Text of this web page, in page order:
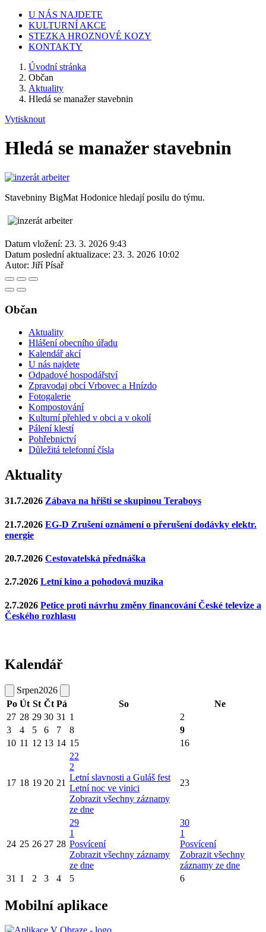
U NÁS NAJDETE
KULTURNÍ AKCE
STEZKA HROZNOVÉ KOZY
KONTAKTY
Úvodní stránka
Občan
Aktuality
Hledá se manažer stavebnin
Vytisknout
Hledá se manažer stavebnin
Stavebniny BigMat Hodonice hledají posilu do týmu.
Datum vložení: 23. 3. 2026 9:43
Datum poslední aktualizace: 23. 3. 2026 10:02
Autor: Jiří Písař
Občan
Aktuality
Hlášení obecního úřadu
Kalendář akcí
U nás najdete
Odpadové hospodářství
Zpravodaj obcí Vrbovec a Hnízdo
Fotogalerie
Kompostování
Kulturní přehled v obci a v okolí
Pálení klestí
Pohřebnictví
Důležitá telefonní čísla
Aktuality
31.7.2026 Zábava na hřišti se skupinou Teraboys
21.7.2026 EG-D Zrušení oznámení o přerušení dodávky elektr.
energie
20.7.2026 Cestovatelská přednáška
2.7.2026 Letní kino a pohodová muzika
2.7.2026 Petice proti návrhu změny financování České televize a
Českého rozhlasu
Kalendář
Srpen2026
Po Út St Čt Pá So
Ne
27 28 29 30 31 1
2
3
4 5 6 7 8
9
10 11 12 13 14 15 16
17 18 19 20 21
22
2
Letní slavnosti a Guláš fest
Letní noc ve vinici
Zobrazit všechny záznamy
ze dne
23
24 25 26 27 28
29
1
Posvícení
Zobrazit všechny záznamy
ze dne
30
1
Posvícení
Zobrazit všechny
záznamy ze dne
31 1 2 3 4 5 6
Mobilní aplikace